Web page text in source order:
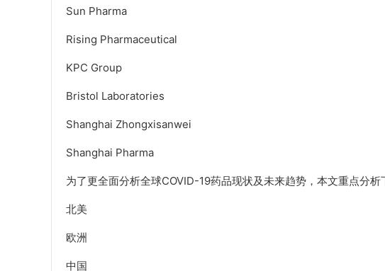
Sun Pharma
Rising Pharmaceutical
KPC Group
Bristol Laboratories
Shanghai Zhongxisanwei
Shanghai Pharma
为了更全面分析全球COVID-19药品现状及未来趋势，本文重点分析
北美
欧洲
中国